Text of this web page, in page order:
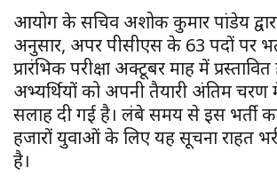
आयोग के सचिव अशोक कुमार पांडेय
अनुसार, अपर पीसीएस के 63 पदों पर
प्रारंभिक परीक्षा अक्टूबर माह में
अभ्यर्थियों को अपनी तैयारी अंतिम
सलाह दी गई है। लंबे समय से इस भर्ती
हजारों युवाओं के लिए यह सूचना राहत
है।